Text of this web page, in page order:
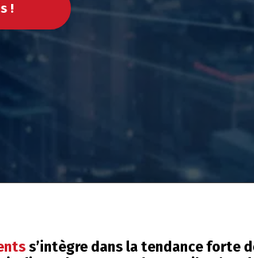
!
s’intègre dans la tendance forte